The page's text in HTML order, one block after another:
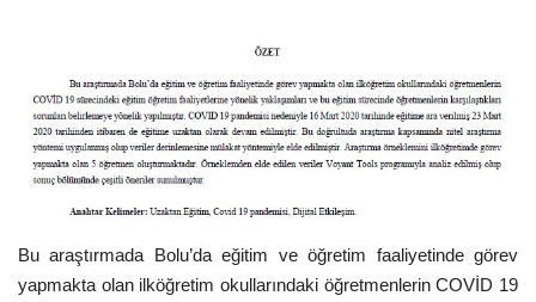
Bu araştırmada Bolu’da eğitim ve öğretim faaliyetinde görev
yapmakta olan ilköğretim okullarındaki öğretmenlerin COVİD 19